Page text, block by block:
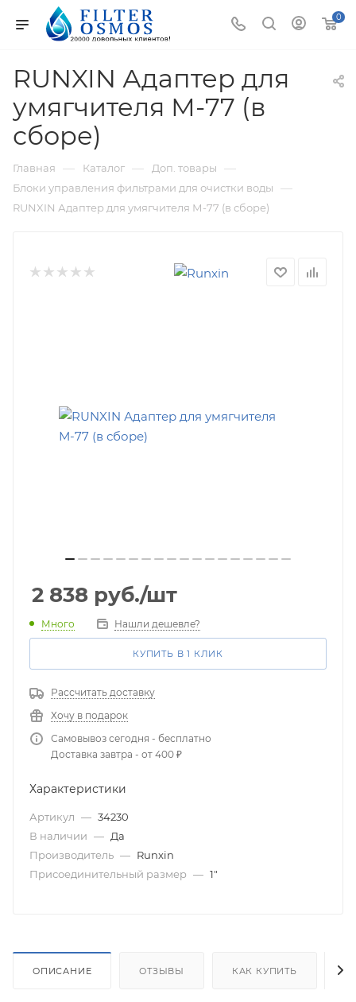
0
RUNXIN Адаптер для
умягчителя М-77 (в
сборе)
Главная — Каталог — Доп. товары —
Блоки управления фильтрами для очистки воды —
RUNXIN Адаптер для умягчителя М-77 (в сборе)
2 838 руб./шт
Много Нашли дешевле?
КУПИТЬ В 1 КЛИК
Рассчитать доставку
Хочу в подарок
Самовывоз сегодня - бесплатно
Доставка завтра - от 400 ₽
Характеристики
Артикул — 34230
В наличии — Да
Производитель — Runxin
Присоединительный размер — 1"
ОПИСАНИЕ ОТЗЫВЫ КАК КУПИТЬ